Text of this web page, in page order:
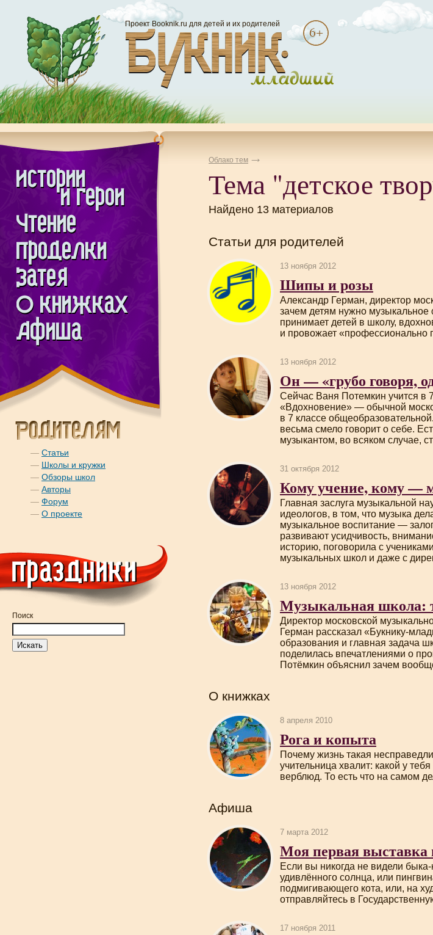
Проект Booknik.ru для детей и их родителей
— Статьи
— Школы и кружки
— Обзоры школ
— Авторы
— Форум
— О проекте
Поиск
Облако тем
Тема "детское
Найдено 13 материалов
Статьи для родителей
13 ноября 2012
Шипы и розы
Александр Герман, директор
зачем детям нужно музыкальное
принимает детей в школу,
и провожает «профессионально
13 ноября 2012
Он — «грубо говоря,
Сейчас Ваня Потемкин учится в
«Вдохновение» — обычной
в 7 классе
весьма смело говорит о себе.
музыкантом, во всяком случае,
31 октября 2012
Кому учение, кому —
Главная заслуга музыкальной
идеологов, в том, что музыка
музыкальное воспитание —
развивают усидчивость,
историю, поговорила с
музыкальных школ и даже с
13 ноября 2012
Музыкальная школа:
Директор московской
Герман рассказал «Букнику-
образования и главная задача
поделилась впечатлениями о
Потёмкин объяснил зачем
О книжках
8 апреля 2010
Рога и копыта
Почему жизнь такая
учительница хвалит: какой у
верблюд. То есть что на самом
Афиша
7 марта 2012
Моя первая выставка
Если вы никогда не видели быка-
удивлённого солнца, или
подмигивающего кота, или, на
отправляйтесь в
17 ноября 2011